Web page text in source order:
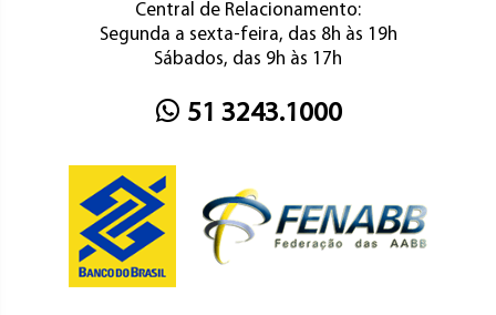
Central de Relacionamento:
Segunda a sexta-feira, das 8h às 19h
Sábados, das 9h às 17h
51 3243.1000